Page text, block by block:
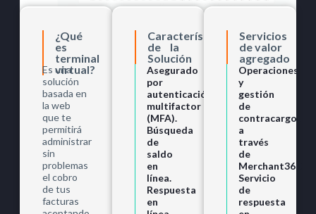
¿Qué
es
terminal
virtual?
Es una
solución
basada en
la web
que te
permitirá
administrar
sin
problemas
el cobro
de tus
facturas
Características
de la
Solución
Asegurado
por
autenticación
multifactor
(MFA).
Búsqueda
de
saldo
en
línea.
Respuesta
en
Servicios
de valor
agregado
Operaciones
y
gestión
de
contracargos
a
través
de
Merchant360.
Servicio
de
respuesta